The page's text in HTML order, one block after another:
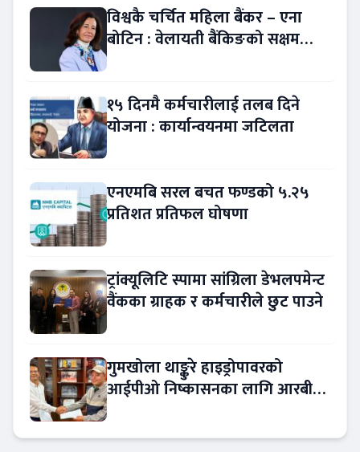
विश्वकै चर्चित महिला बैंकर – एना
बोटिन : वेलायती बैंकिङको सक्षम
१५ दिनमै कर्मचारीलाई तलब दिने
योजना : कार्यान्वयनमा जटिलता
एनएमबि सरल बचत फण्डको ५.२५
प्रतिशत प्रतिफल घोषणा
ट्रांक्यूलिटि स्पामा सांग्रिला डेभलपमेन्ट
वैंकका ग्राहक र कर्मचारीले छुट पाउने
गुमखोला थाङ्कुरे हाइड्रोपावरको
आईपीओ निष्कासनका लागि आरबीबी